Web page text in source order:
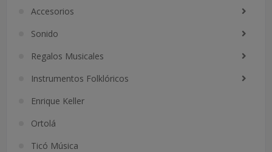
Accesorios
Sonido
Regalos Musicales
Instrumentos Folklóricos
Enrique Keller
Ortolá
Ticó Música